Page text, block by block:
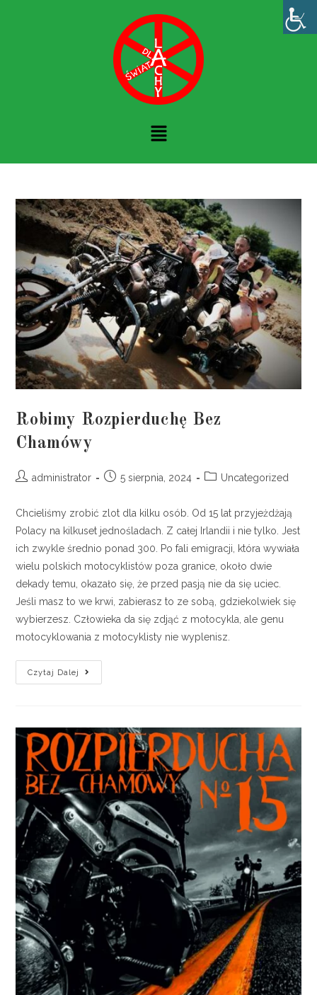
Robimy Rozpierduchę Bez
Chamówy
administrator 5 sierpnia, 2024 Uncategorized
Chcieliśmy zrobić zlot dla kilku osób. Od 15 lat przyjeżdżają
Polacy na kilkuset jednośladach. Z całej Irlandii i nie tylko. Jest
ich zwykle średnio ponad 300. Po fali emigracji, która wywiała
wielu polskich motocyklistów poza granice, około dwie
dekady temu, okazało się, że przed pasją nie da się uciec.
Jeśli masz to we krwi, zabierasz to ze sobą, gdziekolwiek się
wybierzesz. Człowieka da się zdjąć z motocykla, ale genu
motocyklowania z motocyklisty nie wyplenisz.
Czytaj Dalej